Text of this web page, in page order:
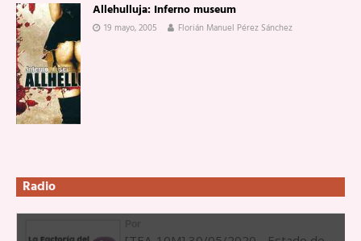
Allehulluja: Inferno museum
19 mayo, 2005 Florián Manuel Pérez Sánchez
Radio